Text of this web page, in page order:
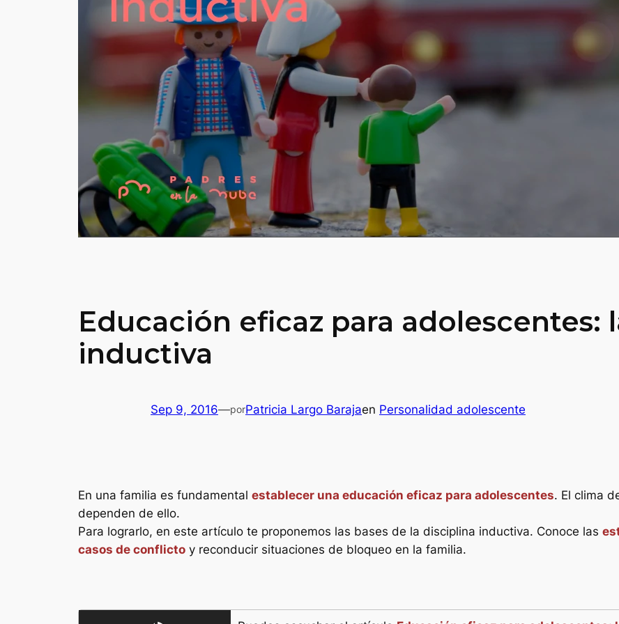
Educación eficaz para adolescentes:
inductiva
Sep 9, 2016—porPatricia Largo Barajaen Personalidad adolescente
En una familia es fundamental establecer una educación eficaz para adolescentes. El clima
dependen de ello.
Para lograrlo, en este artículo te proponemos las bases de la disciplina inductiva. Conoce las
casos de conflicto y reconducir situaciones de bloqueo en la familia.